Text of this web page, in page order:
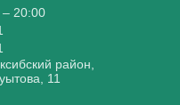
20:00
район,
11